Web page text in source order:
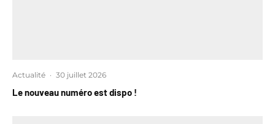
Actualité · 30 juillet 2026
Le nouveau numéro est dispo !